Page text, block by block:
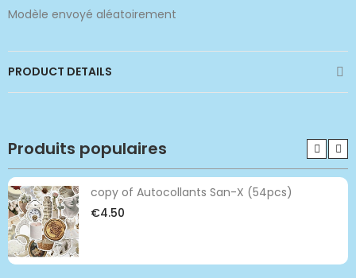
Modèle envoyé aléatoirement
PRODUCT DETAILS
Produits populaires
copy of Autocollants San-X (54pcs)
€4.50